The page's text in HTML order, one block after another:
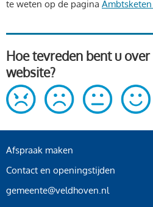
te weten op de pagina
Hoe tevreden bent u
website?
Afspraak maken
Contact en openingstijden
gemeente@veldhoven.nl